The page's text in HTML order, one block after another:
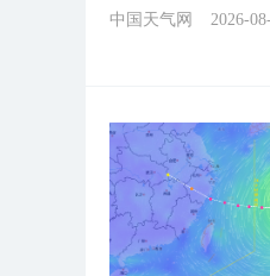
中国天气网 2026-